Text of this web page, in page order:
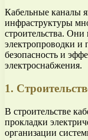
Кабельные каналы
инфраструктуры
строительства. Они
электропроводки и
безопасность и
электроснабжения.
1.
В строительстве
прокладки
организации